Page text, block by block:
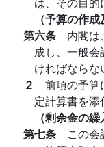
（予算の作成
第六条 内閣は
成し、一般
ければならな
２ 前項の予算
定計算書を添
（剰余金の繰
第七条 この